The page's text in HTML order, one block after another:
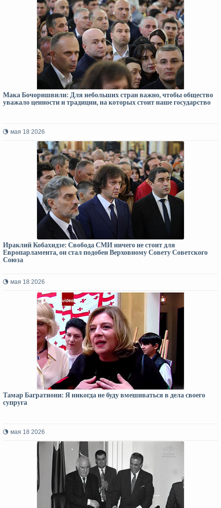
Мака Бочоришвили: Для небольших стран важно, чтобы общество
уважало ценности и традиции, на которых стоит наше государство
мая 18 2026
Ираклий Кобахидзе: Свобода СМИ ничего не стоит для
Европарламента, он стал подобен Верховному Совету Советского
Союза
мая 18 2026
Тамар Багратиони: Я никогда не буду вмешиваться в дела своего
супруга
мая 18 2026